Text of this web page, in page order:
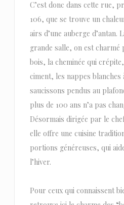
C’est donc dans cette rue,
106, que se trouve un
airs d’une auberge d’antan.
grande salle, on est
bois, la cheminée qui
ciment, les nappes blanches
saucissons pendus au
plus de 100 ans n’a pas
Désormais dirigée par le
elle offre une cuisine
portions généreuses, qui
l’hiver.
Pour ceux qui connaissent